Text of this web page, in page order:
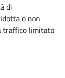
di
o non
traffico limitato